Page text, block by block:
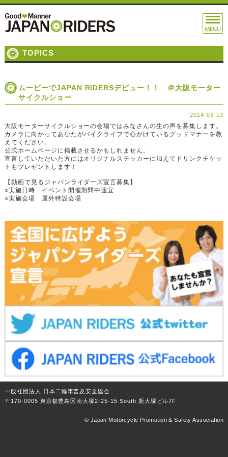
TOPICS
ムービーでJAPAN RIDERSデビュー！！ ＠大阪モーター
サイクルショー
2014-03-13
大阪モーターサイクルショーの会場ではみなさんの生の声を募集します。
カメラに向かってあなたがバイクライフで心がけているグッドマナーを教
えてください。
公式ホームページに掲載させるかもしれません。
宣言していただいた方にはオリジナルステッカーに加えてドリンクチケッ
トもプレゼントします！
【動画で見るジャパンライダーズ宣言募集】
○実施日時 イベント開催期間中適宜
○実施会場 屋外特設会場
一般社団法人 日本二輪車普及安全協会
〒170-0005 東京都豊島区南大塚2-25-15 South 新大塚ビル7F
© Japan Motorcycle Promotion & Safety Association